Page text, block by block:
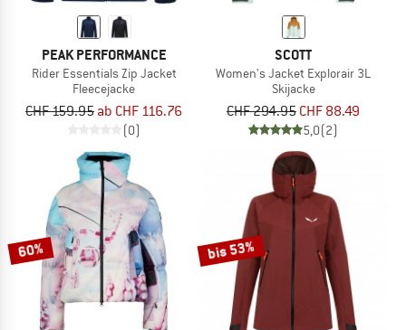
PEAK PERFORMANCE
Rider Essentials Zip Jacket
Fleecejacke
CHF 159.95 ab CHF 116.76
(0)
SCOTT
Women's Jacket Explorair 3L
Skijacke
CHF 294.95 CHF 88.49
5,0(2)
60% bis 53%